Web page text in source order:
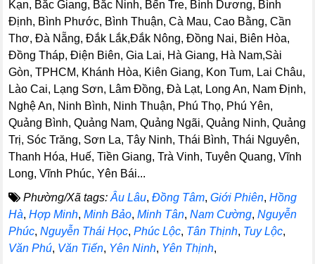
Kạn, Bắc Giang, Bắc Ninh, Bến Tre, Bình Dương, Bình
Định, Bình Phước, Bình Thuận, Cà Mau, Cao Bằng, Cần
Thơ, Đà Nẵng, Đắk Lắk,Đắk Nông, Đồng Nai, Biên Hòa,
Đồng Tháp, Điện Biên, Gia Lai, Hà Giang, Hà Nam,Sài
Gòn, TPHCM, Khánh Hòa, Kiên Giang, Kon Tum, Lai Châu,
Lào Cai, Lạng Sơn, Lâm Đồng, Đà Lạt, Long An, Nam Định,
Nghệ An, Ninh Bình, Ninh Thuận, Phú Thọ, Phú Yên,
Quảng Bình, Quảng Nam, Quảng Ngãi, Quảng Ninh, Quảng
Trị, Sóc Trăng, Sơn La, Tây Ninh, Thái Bình, Thái Nguyên,
Thanh Hóa, Huế, Tiền Giang, Trà Vinh, Tuyên Quang, Vĩnh
Long, Vĩnh Phúc, Yên Bái...
Phường/Xã tags: Âu Lâu,Đồng Tâm,Giới Phiên,Hồng
Hà,Hợp Minh,Minh Bảo,Minh Tân,Nam Cường,Nguyễn
Phúc,Nguyễn Thái Học,Phúc Lộc, Tân Thịnh, Tuy Lộc,
Văn Phú, Văn Tiến, Yên Ninh, Yên Thịnh,